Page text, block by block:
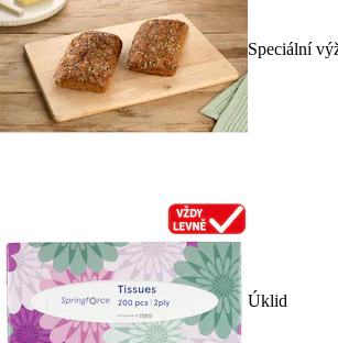
Speciální
Úklid